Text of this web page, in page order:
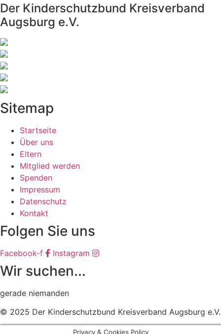
Der Kinderschutzbund Kreisverband
Augsburg e.V.
Sitemap
Startseite
Über uns
Eltern
Mitglied werden
Spenden
Impressum
Datenschutz
Kontakt
Folgen Sie uns
Facebook-f Instagram
Wir suchen...
gerade niemanden
© 2025 Der Kinderschutzbund Kreisverband Augsburg e.V.
Privacy & Cookies Policy